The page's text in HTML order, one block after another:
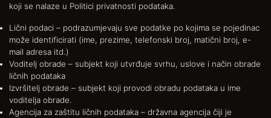
koji se nalaze u Politici privatnosti podataka.
Lični podaci – podrazumjevaju sve podatke po kojima se pojedinac
može identificirati (ime, prezime, telefonski broj, matični broj, e-
mail adresa itd.)
Voditelj obrade – subjekt koji utvrđuje svrhu, uslove i način obrade
ličnih podataka
Izvršitelj obrade – subjekt koji provodi obradu podataka u ime
voditelja obrade.
Agencija za zaštitu ličnih podataka – državna agencija čiji je